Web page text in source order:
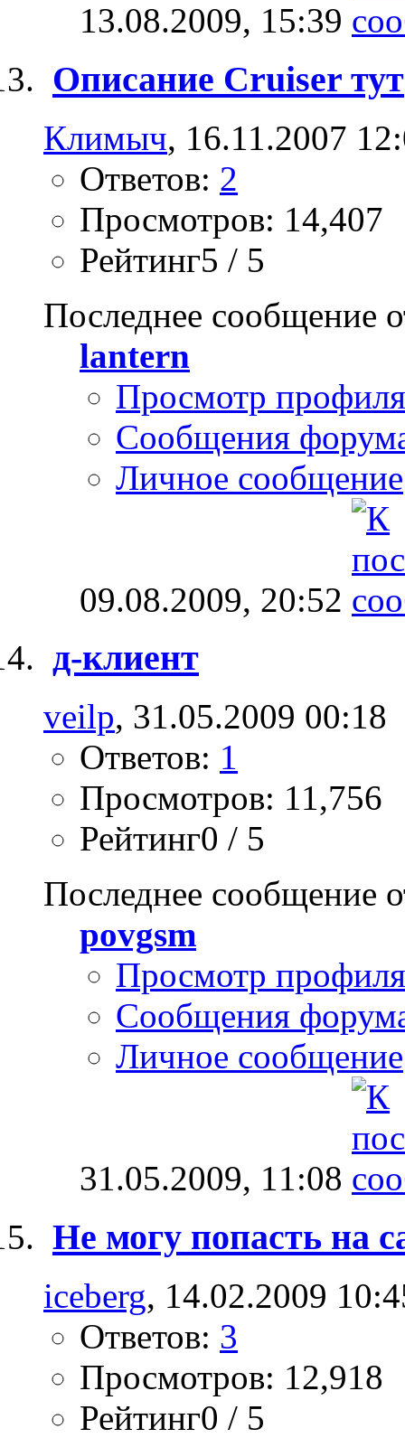
13.08.2009, 15:39
Описание Cruiser тут
Климыч, 16.11.2007
Ответов: 2
Просмотров: 14,407
Рейтинг5 / 5
Последнее сообщение
lantern
Просмотр профиля
Сообщения
Личное сообщение
09.08.2009, 20:52
д-клиент
veilp, 31.05.2009 00:18
Ответов: 1
Просмотров: 11,756
Рейтинг0 / 5
Последнее сообщение
povgsm
Просмотр профиля
Сообщения
Личное сообщение
31.05.2009, 11:08
Не могу попасть на
iceberg, 14.02.2009
Ответов: 3
Просмотров: 12,918
Рейтинг0 / 5